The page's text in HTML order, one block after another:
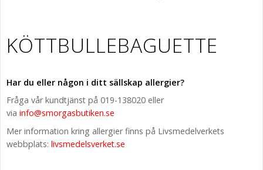
KÖTTBULLEBAGUETTE
Har du eller någon i ditt sällskap allergier?
Fråga vår kundtjänst på 019-138020 eller
via info@smorgasbutiken.se
Mer information kring allergier finns på Livsmedelverkets
webbplats: livsmedelsverket.se